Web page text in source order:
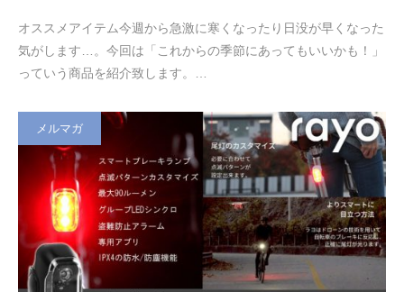
オススメアイテム今週から急激に寒くなったり日没が早くなった
気がします…。今回は「これからの季節にあってもいいかも！」
っていう商品を紹介致します。…
メルマガ